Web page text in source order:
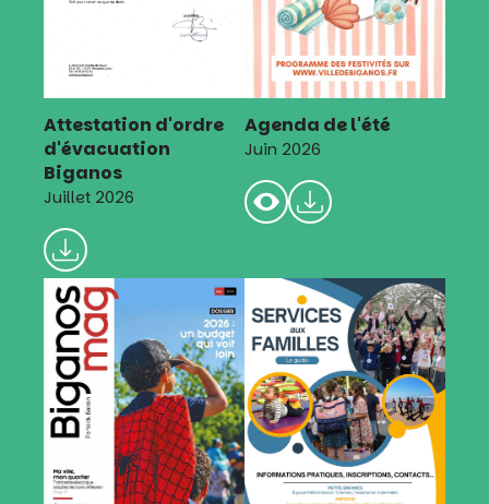
Attestation d'ordre
d'évacuation
Biganos
Juillet 2026
Agenda de l'été
Juin 2026